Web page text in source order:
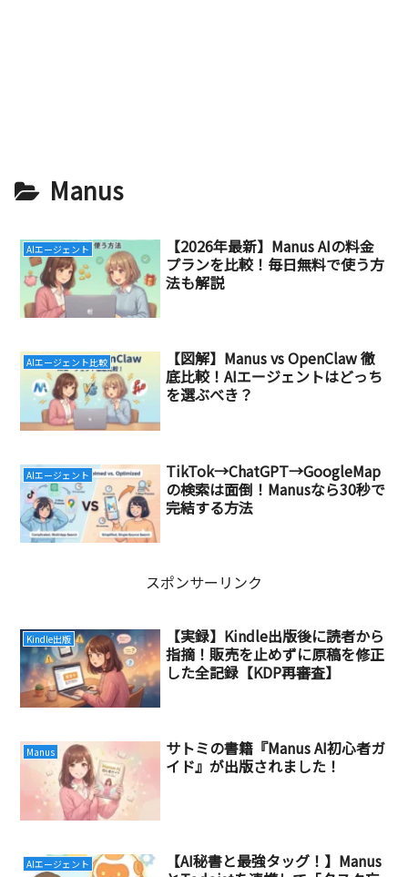
Manus
AIエージェント
【2026年最新】Manus AIの料金
プランを比較！毎日無料で使う方
法も解説
AIエージェント比較
【図解】Manus vs OpenClaw 徹
底比較！AIエージェントはどっち
を選ぶべき？
AIエージェント
TikTok→ChatGPT→GoogleMap
の検索は面倒！Manusなら30秒で
完結する方法
スポンサーリンク
Kindle出版
【実録】Kindle出版後に読者から
指摘！販売を止めずに原稿を修正
した全記録【KDP再審査】
Manus
サトミの書籍『Manus AI初心者ガ
イド』が出版されました！
AIエージェント
【AI秘書と最強タッグ！】Manus